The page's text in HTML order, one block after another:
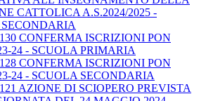
CATTOLICA A.S.2024/2025 -
CONFERMA ISCRIZIONI PON
24 - SCUOLA PRIMARIA
CONFERMA ISCRIZIONI PON
24 - SCUOLA SECONDARIA
AZIONE DI SCIOPERO PREVISTA